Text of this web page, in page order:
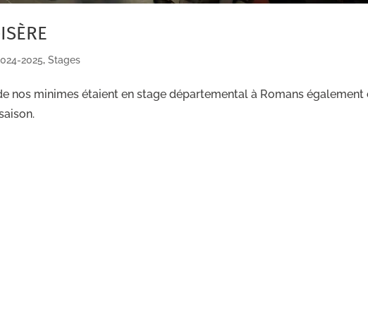
2025, Stages
nos minimes étaient en stage départemental à Romans également